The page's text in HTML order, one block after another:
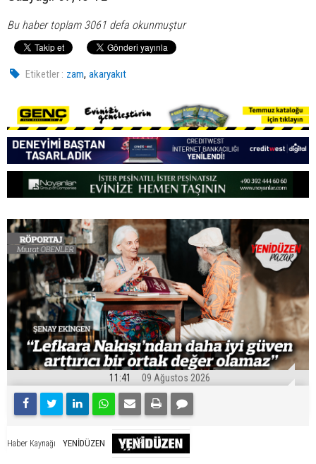
Bu haber toplam 3061 defa okunmuştur
Etiketler : zam,akaryakıt
11:41 09 Ağustos 2026
Haber Kaynağı YENİDÜZEN